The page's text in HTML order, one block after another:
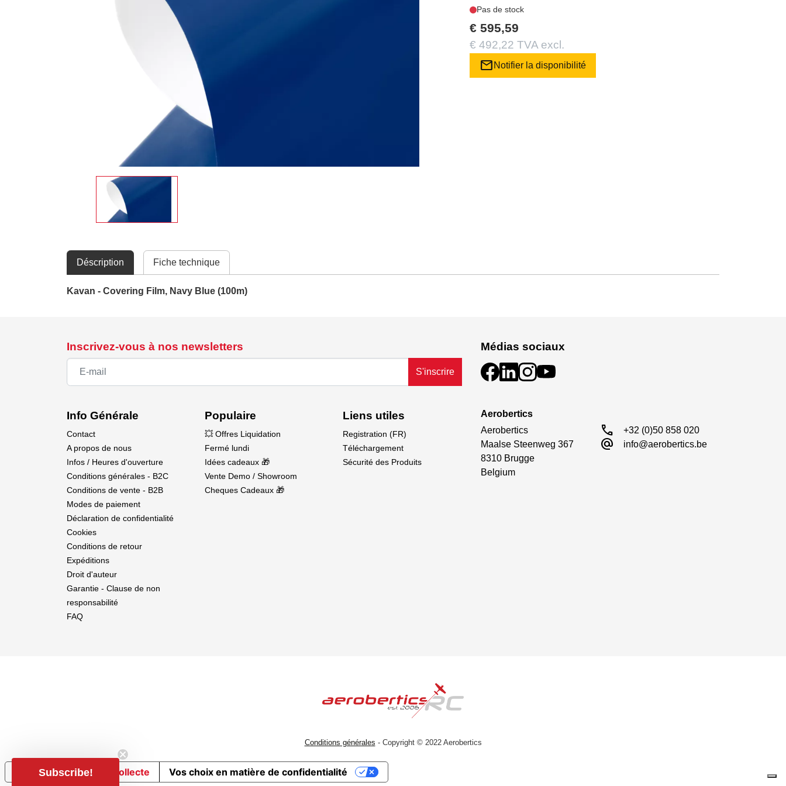
Pas de stock
€ 595,59
€ 492,22 TVA excl.
mail Notifier la disponibilité
Déscription Fiche technique
Kavan - Covering Film, Navy Blue (100m)
Inscrivez-vous à nos newsletters
S'inscrire
Médias sociaux
Info Générale
Contact
A propos de nous
Infos / Heures d'ouverture
Conditions générales - B2C
Conditions de vente - B2B
Modes de paiement
Déclaration de confidentialité
Cookies
Conditions de retour
Expéditions
Droit d'auteur
Garantie - Clause de non
responsabilité
FAQ
Populaire
💥 Offres Liquidation
Fermé lundi
Idées cadeaux 🎁
Vente Demo / Showroom
Cheques Cadeaux 🎁
Liens utiles
Registration (FR)
Téléchargement
Sécurité des Produits
Aerobertics
Aerobertics
Maalse Steenweg 367
8310 Brugge
Belgium
call +32 (0)50 858 020
alternate_email info@aerobertics.be
Conditions générales - Copyright © 2022 Aerobertics
Subscribe!
Notification lors de la collecte Vos choix en matière de confidentialité